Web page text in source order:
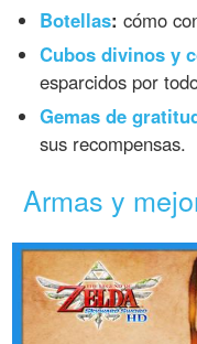
Botellas: cómo
Cubos divinos y
esparcidos por
Gemas de
sus recompensas.
Armas y